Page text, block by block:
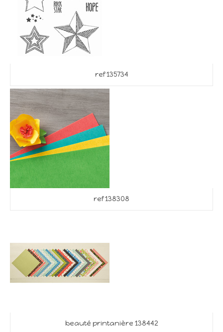
ref 135734
ref 138308
beauté printanière 138442